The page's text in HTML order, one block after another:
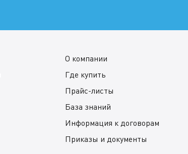
О компании
Где купить
Прайс-листы
База знаний
Информация к договорам
Приказы и документы